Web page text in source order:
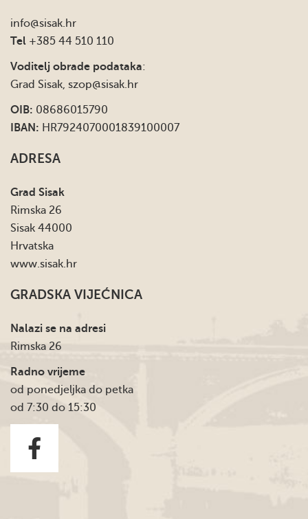
info@sisak.hr
Tel +385 44 510 110
Voditelj obrade podataka:
Grad Sisak, szop@sisak.hr
OIB: 08686015790
IBAN: HR7924070001839100007
ADRESA
Grad Sisak
Rimska 26
Sisak 44000
Hrvatska
www.sisak.hr
GRADSKA VIJEĆNICA
Nalazi se na adresi
Rimska 26
Radno vrijeme
od ponedjeljka do petka
od 7:30 do 15:30